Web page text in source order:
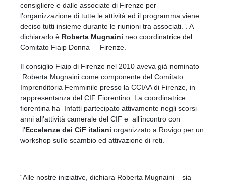
consigliere e dalle associate di Firenze per
l’organizzazione di tutte le attività ed il programma viene
deciso tutti insieme durante le riunioni tra associati.”. A
dichiararlo è Roberta Mugnaini neo coordinatrice del
Comitato Fiaip Donna – Firenze.
Il consiglio Fiaip di Firenze nel 2010 aveva già nominato
Roberta Mugnaini come componente del Comitato
Imprenditoria Femminile presso la CCIAA di Firenze, in
rappresentanza del CIF Fiorentino. La coordinatrice
fiorentina ha Infatti partecipato attivamente negli scorsi
anni all’attività camerale del CIF e all’incontro con
l’Eccelenze dei CiF italiani organizzato a Rovigo per un
workshop sullo scambio ed attivazione di reti.
“Alle nostre iniziative, dichiara Roberta Mugnaini – sia